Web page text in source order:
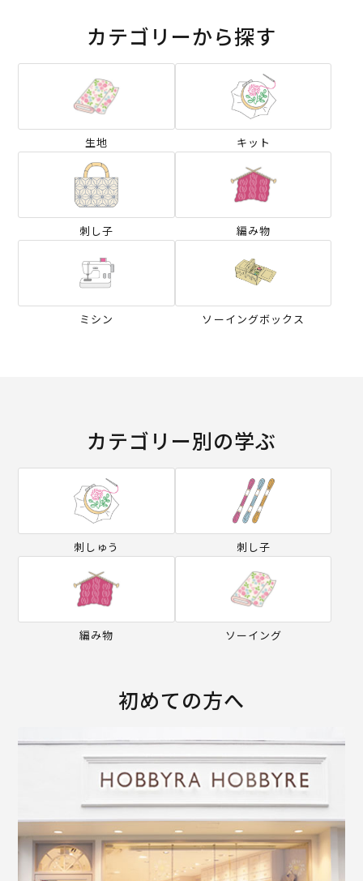
カテゴリーから探す
生地 キット
刺し子 編み物
ミシン ソーイングボックス
カテゴリー別の学ぶ
刺しゅう 刺し子
編み物 ソーイング
初めての方へ